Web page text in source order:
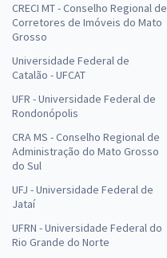
CRECI MT - Conselho Regional de
Corretores de Imóveis do Mato
Grosso
Universidade Federal de
Catalão - UFCAT
UFR - Universidade Federal de
Rondonópolis
CRA MS - Conselho Regional de
Administração do Mato Grosso
do Sul
UFJ - Universidade Federal de
Jataí
UFRN - Universidade Federal do
Rio Grande do Norte